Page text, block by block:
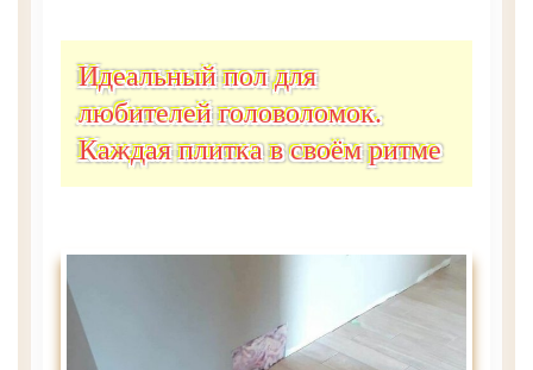
Идеальный пол для
любителей головоломок.
Каждая плитка в своём ритме